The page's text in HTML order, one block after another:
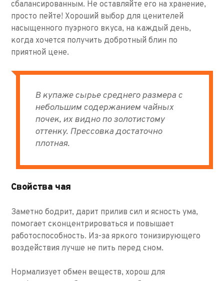
сбалансированным. Не оставляйте его на хранение,
просто пейте! Хороший выбор для ценителей
насыщенного пуэрного вкуса, на каждый день,
когда хочется получить добротный блин по
приятной цене.
В купаже сырье среднего размера с
небольшим содержанием чайных
почек, их видно по золотистому
оттенку. Прессовка достаточно
плотная.
Свойства чая
Заметно бодрит, дарит прилив сил и ясность ума,
помогает сконцентрироваться и повышает
работоспособность. Из-за яркого тонизирующего
воздействия лучше не пить перед сном.
Нормализует обмен веществ, хорош для